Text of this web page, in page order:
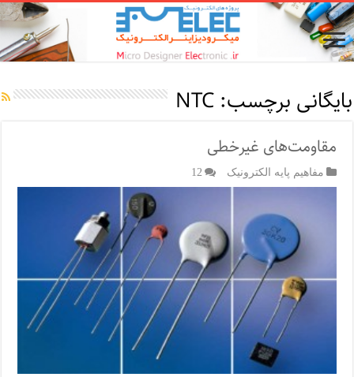
بایگانی برچسب:NTC
مقاومت‌های غیرخطی
مفاهیم پایه الکترونیک 12